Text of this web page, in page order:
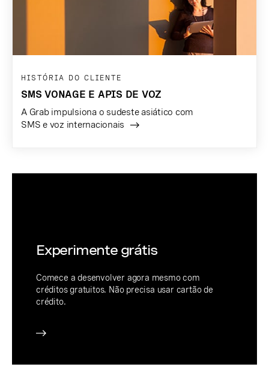
HISTÓRIA DO CLIENTE
SMS VONAGE E APIS DE VOZ
A Grab impulsiona o sudeste asiático com
SMS e voz internacionais
Experimente grátis
Comece a desenvolver agora mesmo com
créditos gratuitos. Não precisa usar cartão de
crédito.